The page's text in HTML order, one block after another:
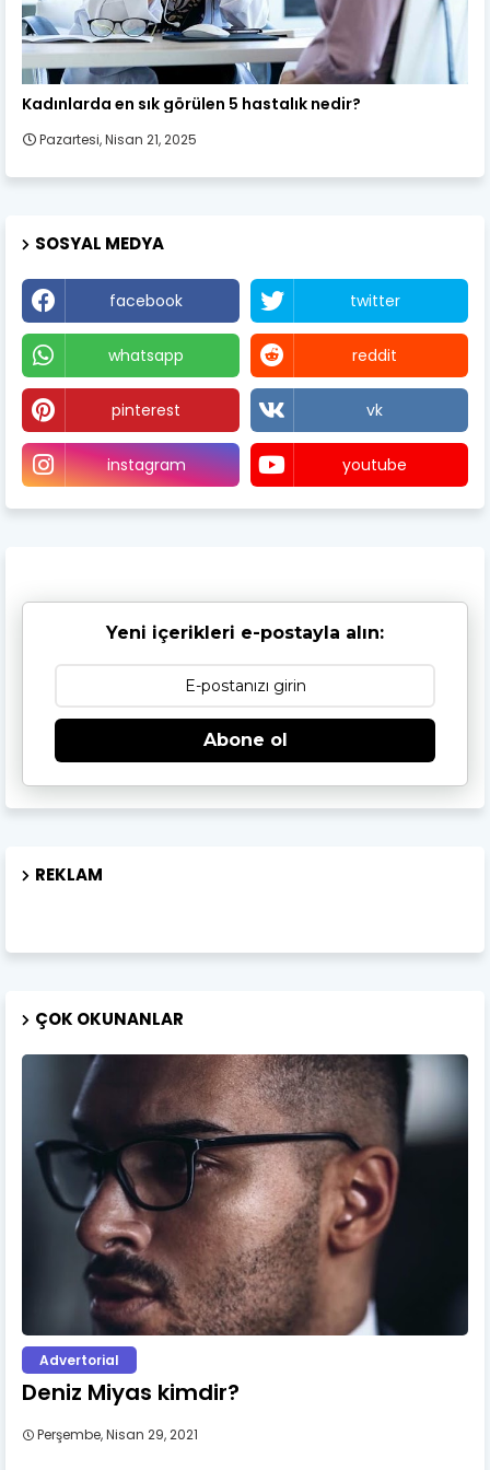
Kadın Sağlığı
Kadınlarda en sık görülen 5 hastalık nedir?
Pazartesi, Nisan 21, 2025
SOSYAL MEDYA
facebook twitter
whatsapp reddit
pinterest vk
instagram youtube
Yeni içerikleri e-postayla alın:
Abone ol
REKLAM
ÇOK OKUNANLAR
Advertorial
Deniz Miyas kimdir?
Perşembe, Nisan 29, 2021